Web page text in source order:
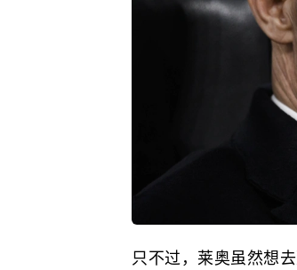
只不过，莱奥虽然想